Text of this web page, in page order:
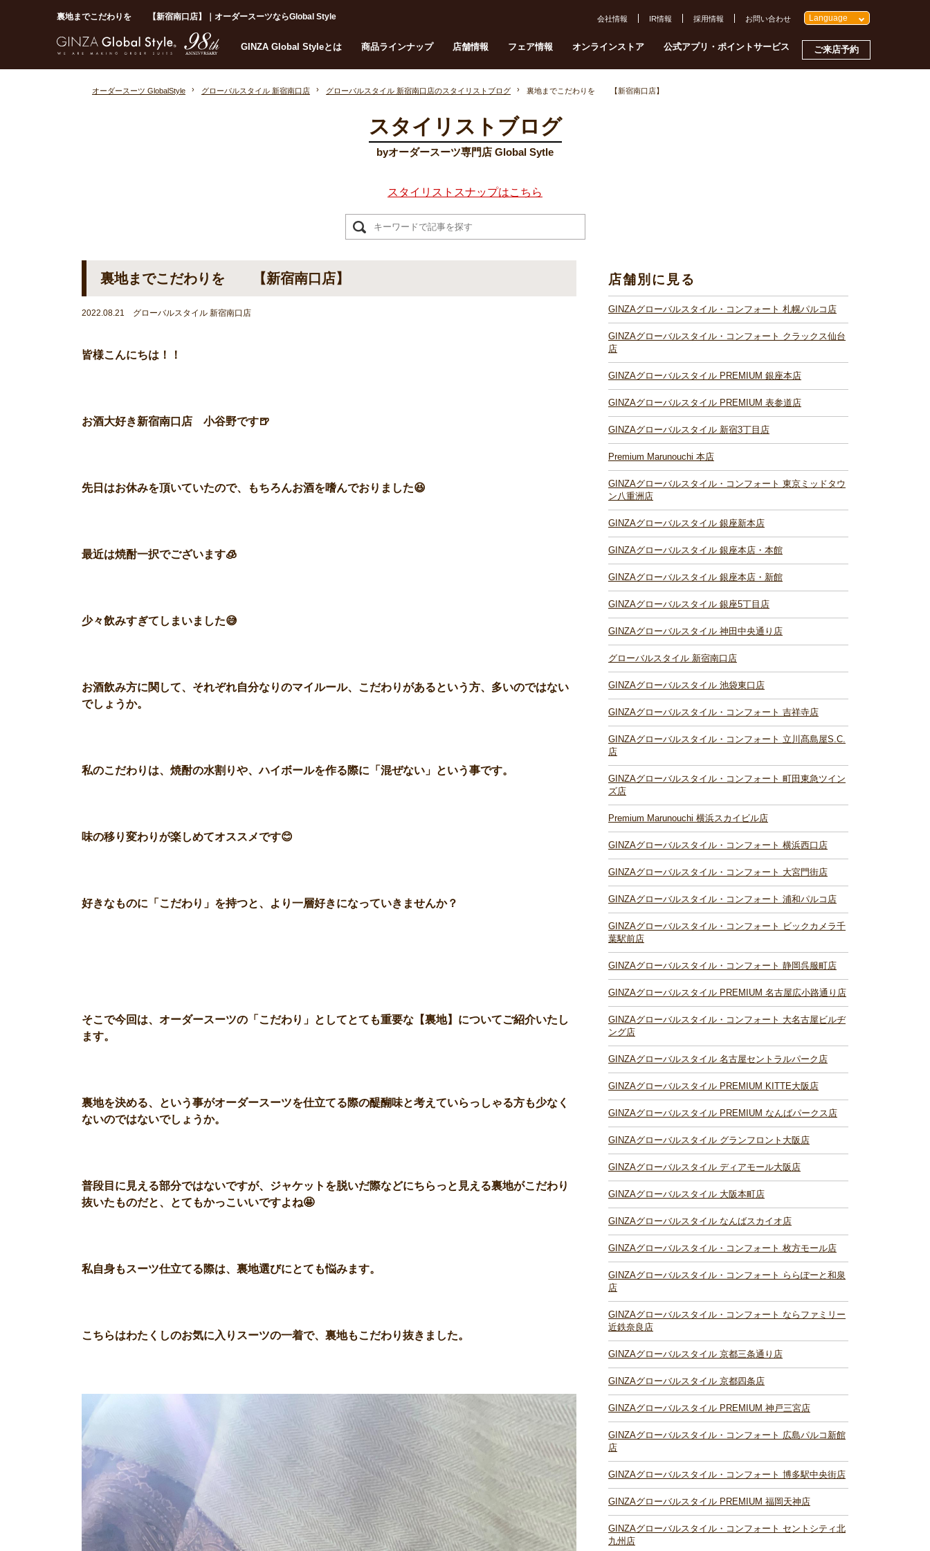
裏地までこだわりを 【新宿南口店】｜オーダースーツならGlobal Style
GINZA Global Styleとは 商品ラインナップ 店舗情報 フェア情報 オンラインストア 公式アプリ・ポイントサービス ご来店予約
会社情報 IR情報 採用情報 お問い合わせ Language
オーダースーツ GlobalStyle グローバルスタイル 新宿南口店 グローバルスタイル 新宿南口店のスタイリストブログ 裏地までこだわりを 【新宿南口店】
スタイリストブログ
byオーダースーツ専門店 Global Sytle
スタイリストスナップはこちら
裏地までこだわりを 【新宿南口店】
2022.08.21 グローバルスタイル 新宿南口店
皆様こんにちは！！
お酒大好き新宿南口店 小谷野です🍺
先日はお休みを頂いていたので、もちろんお酒を嗜んでおりました😆
最近は焼酎一択でございます🧊
少々飲みすぎてしまいました😅
お酒飲み方に関して、それぞれ自分なりのマイルール、こだわりがあるという方、多いのではない
でしょうか。
私のこだわりは、焼酎の水割りや、ハイボールを作る際に「混ぜない」という事です。
味の移り変わりが楽しめてオススメです😊
好きなものに「こだわり」を持つと、より一層好きになっていきませんか？
そこで今回は、オーダースーツの「こだわり」としてとても重要な【裏地】についてご紹介いたし
ます。
裏地を決める、という事がオーダースーツを仕立てる際の醍醐味と考えていらっしゃる方も少なく
ないのではないでしょうか。
普段目に見える部分ではないですが、ジャケットを脱いだ際などにちらっと見える裏地がこだわり
抜いたものだと、とてもかっこいいですよね🤩
私自身もスーツ仕立てる際は、裏地選びにとても悩みます。
こちらはわたくしのお気に入りスーツの一着で、裏地もこだわり抜きました。
店舗別に見る
GINZAグローバルスタイル・コンフォート 札幌パルコ店
GINZAグローバルスタイル・コンフォート クラックス仙台
店
GINZAグローバルスタイル PREMIUM 銀座本店
GINZAグローバルスタイル PREMIUM 表参道店
GINZAグローバルスタイル 新宿3丁目店
Premium Marunouchi 本店
GINZAグローバルスタイル・コンフォート 東京ミッドタウ
ン八重洲店
GINZAグローバルスタイル 銀座新本店
GINZAグローバルスタイル 銀座本店・本館
GINZAグローバルスタイル 銀座本店・新館
GINZAグローバルスタイル 銀座5丁目店
GINZAグローバルスタイル 神田中央通り店
グローバルスタイル 新宿南口店
GINZAグローバルスタイル 池袋東口店
GINZAグローバルスタイル・コンフォート 吉祥寺店
GINZAグローバルスタイル・コンフォート 立川髙島屋S.C.
店
GINZAグローバルスタイル・コンフォート 町田東急ツイン
ズ店
Premium Marunouchi 横浜スカイビル店
GINZAグローバルスタイル・コンフォート 横浜西口店
GINZAグローバルスタイル・コンフォート 大宮門街店
GINZAグローバルスタイル・コンフォート 浦和パルコ店
GINZAグローバルスタイル・コンフォート ビックカメラ千
葉駅前店
GINZAグローバルスタイル・コンフォート 静岡呉服町店
GINZAグローバルスタイル PREMIUM 名古屋広小路通り店
GINZAグローバルスタイル・コンフォート 大名古屋ビルヂ
ング店
GINZAグローバルスタイル 名古屋セントラルパーク店
GINZAグローバルスタイル PREMIUM KITTE大阪店
GINZAグローバルスタイル PREMIUM なんばパークス店
GINZAグローバルスタイル グランフロント大阪店
GINZAグローバルスタイル ディアモール大阪店
GINZAグローバルスタイル 大阪本町店
GINZAグローバルスタイル なんばスカイオ店
GINZAグローバルスタイル・コンフォート 枚方モール店
GINZAグローバルスタイル・コンフォート ららぽーと和泉
店
GINZAグローバルスタイル・コンフォート ならファミリー
近鉄奈良店
GINZAグローバルスタイル 京都三条通り店
GINZAグローバルスタイル 京都四条店
GINZAグローバルスタイル PREMIUM 神戸三宮店
GINZAグローバルスタイル・コンフォート 広島パルコ新館
店
GINZAグローバルスタイル・コンフォート 博多駅中央街店
GINZAグローバルスタイル PREMIUM 福岡天神店
GINZAグローバルスタイル・コンフォート セントシティ北
九州店